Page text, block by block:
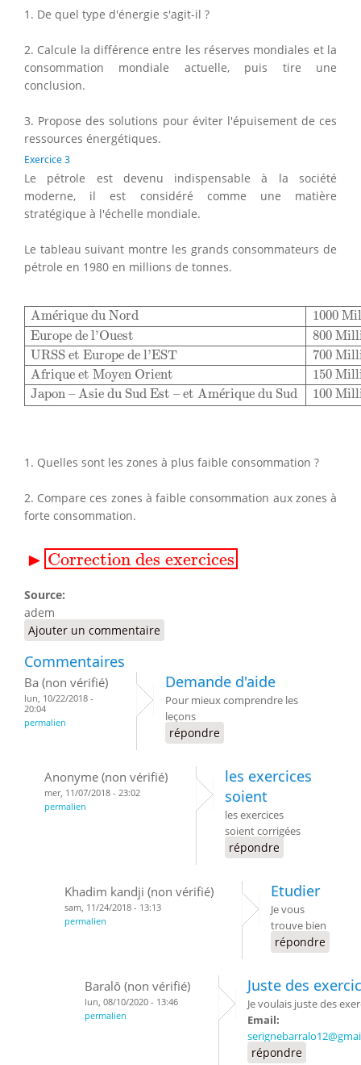
1. De quel type d'énergie s'agit-il ?
2. Calcule la différence entre les réserves mondiales et la
consommation mondiale actuelle, puis tire une
conclusion.
3. Propose des solutions pour éviter l'épuisement de ces
ressources énergétiques.
Exercice 3
Le pétrole est devenu indispensable à la société
moderne, il est considéré comme une matière
stratégique à l'échelle mondiale.
Le tableau suivant montre les grands consommateurs de
pétrole en 1980 en millions de tonnes.
Amérique du Nord
1000
Europe de l’Ouest
800
URSS et Europe de l’EST
700
Afrique et Moyen Orient
150
Japon – Asie du Sud Est – et Amérique du Sud 100
Amérique du Nord1000 Millions de TonnesEurope de
1. Quelles sont les zones à plus faible consommation ?
2. Compare ces zones à faible consommation aux zones à
forte consommation.
▶ Correction des exercices
Correction des exercices
Source:
adem
Ajouter un commentaire
Commentaires
Ba (non vérifié)
lun, 10/22/2018 -
20:04
permalien
Demande d'aide
Pour mieux comprendre les
leçons
répondre
Anonyme (non vérifié)
mer, 11/07/2018 - 23:02
permalien
les exercices
soient
les exercices
soient corrigées
répondre
Khadim kandji (non vérifié)
sam, 11/24/2018 - 13:13
permalien
Etudier
Je vous
trouve bien
répondre
Baralô (non vérifié)
lun, 08/10/2020 - 13:46
permalien
Juste des
Je voulais juste des
Email:
répondre